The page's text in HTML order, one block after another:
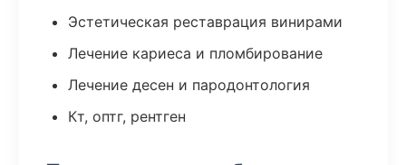
Эстетическая реставрация винирами
Лечение кариеса и пломбирование
Лечение десен и пародонтология
Кт, оптг, рентген